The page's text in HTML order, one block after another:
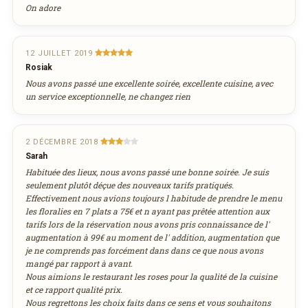
On adore
12 JUILLET 2019
Rosiak
Nous avons passé une excellente soirée, excellente cuisine, avec
un service exceptionnelle, ne changez rien
2 DÉCEMBRE 2018
Sarah
Habituée des lieux, nous avons passé une bonne soirée. Je suis
seulement plutôt déçue des nouveaux tarifs pratiqués.
Effectivement nous avions toujours l habitude de prendre le menu
les floralies en 7 plats a 75€ et n ayant pas prêtée attention aux
tarifs lors de la réservation nous avons pris connaissance de l'
augmentation à 99€ au moment de l' addition, augmentation que
je ne comprends pas forcément dans dans ce que nous avons
mangé par rapport à avant.
Nous aimions le restaurant les roses pour la qualité de la cuisine
et ce rapport qualité prix.
Nous regrettons les choix faits dans ce sens et vous souhaitons